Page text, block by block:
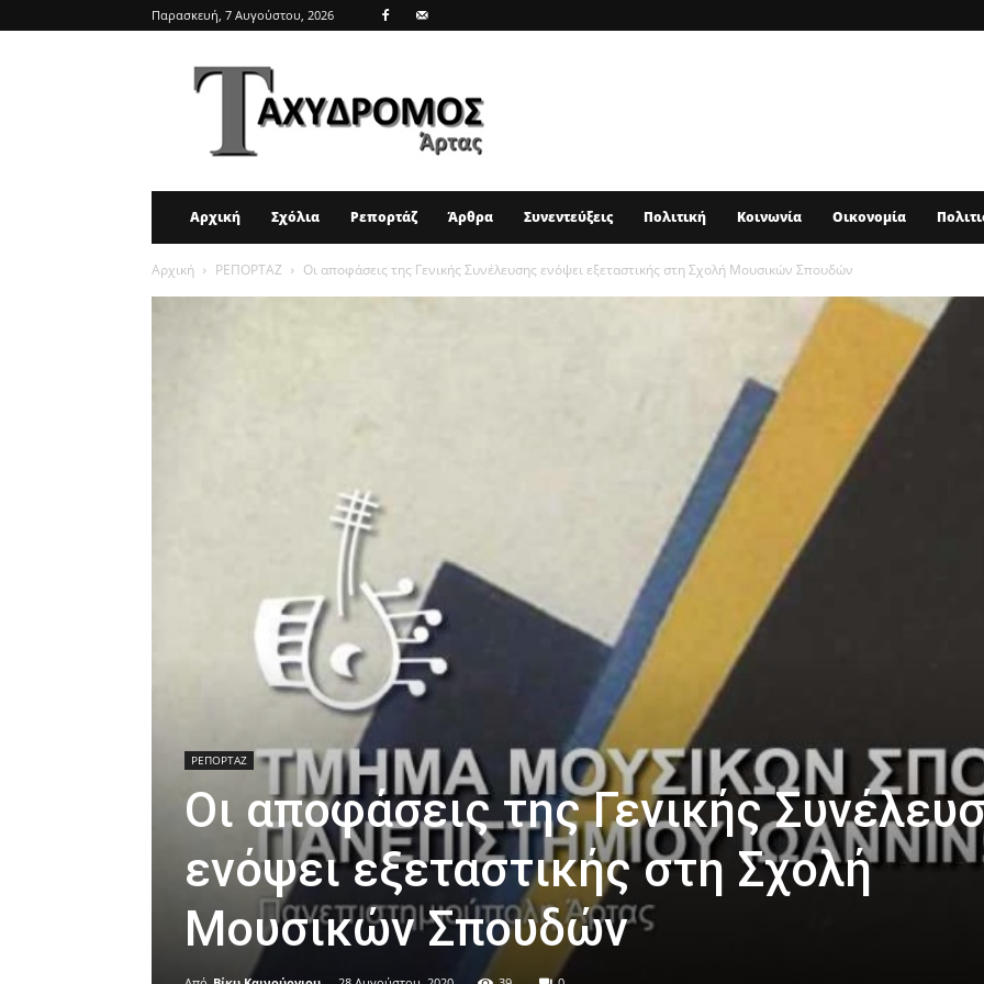
Παρασκευή, 7 Αυγούστου, 2026
ΤΑΧΥΔΡΟΜΟΣ
Αρχική Σχόλια Ρεπορτάζ Άρθρα Συνεντεύξεις Πολιτική Κοινωνία Οικονομία
Αρχική ΡΕΠΟΡΤΑΖ Οι αποφάσεις της Γενικής Συνέλευσης ενόψει εξεταστικής στη Σχολή Μουσικών Σπουδών
ΡΕΠΟΡΤΑΖ
Οι αποφάσεις της Γενικής
ενόψει εξεταστικής στη Σχολή
Μουσικών Σπουδών